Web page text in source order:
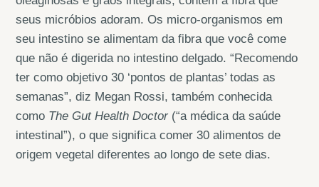
seus micróbios adoram. Os micro-organismos em
seu intestino se alimentam da fibra que você come
que não é digerida no intestino delgado. “Recomendo
ter como objetivo 30 ‘pontos de plantas’ todas as
semanas”, diz Megan Rossi, também conhecida
como The Gut Health Doctor (“a médica da saúde
intestinal”), o que significa comer 30 alimentos de
origem vegetal diferentes ao longo de sete dias.